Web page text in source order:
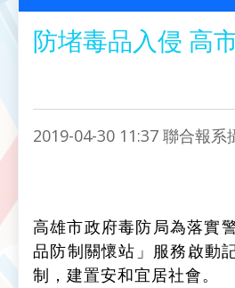
防堵毒品入侵 高
2019-04-30 11:37 聯合報
高雄市政府毒防局為落實
品防制關懷站」服務啟動
制，建置安和宜居社會。